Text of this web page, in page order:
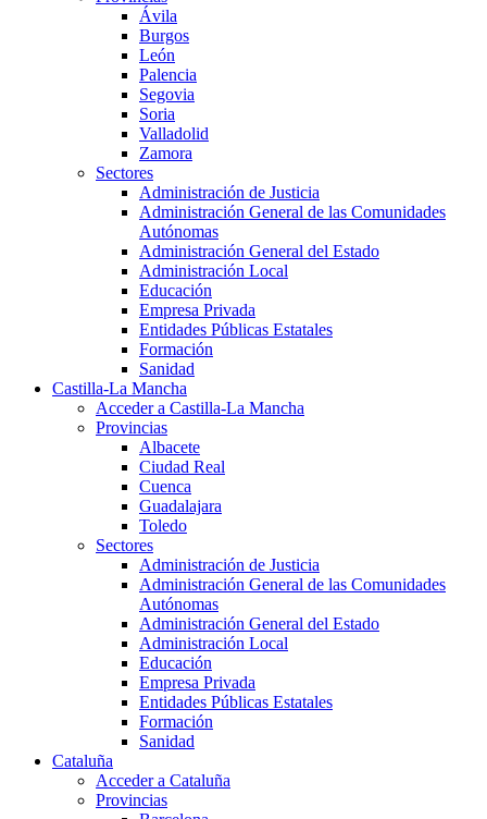
Ávila
Burgos
León
Palencia
Segovia
Soria
Valladolid
Zamora
Sectores
Administración de Justicia
Administración General de las Comunidades
Autónomas
Administración General del Estado
Administración Local
Educación
Empresa Privada
Entidades Públicas Estatales
Formación
Sanidad
Castilla-La Mancha
Acceder a Castilla-La Mancha
Provincias
Albacete
Ciudad Real
Cuenca
Guadalajara
Toledo
Sectores
Administración de Justicia
Administración General de las Comunidades
Autónomas
Administración General del Estado
Administración Local
Educación
Empresa Privada
Entidades Públicas Estatales
Formación
Sanidad
Cataluña
Acceder a Cataluña
Provincias